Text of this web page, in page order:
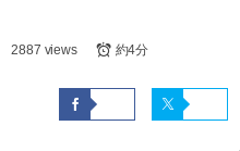
2887 views 約4分